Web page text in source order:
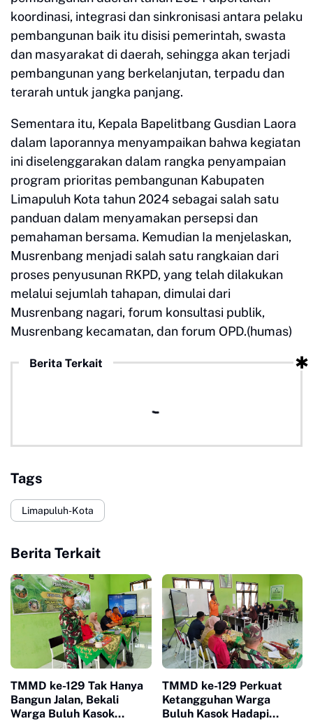
koordinasi, integrasi dan sinkronisasi antara pelaku
pembangunan baik itu disisi pemerintah, swasta
dan masyarakat di daerah, sehingga akan terjadi
pembangunan yang berkelanjutan, terpadu dan
terarah untuk jangka panjang.
Sementara itu, Kepala Bapelitbang Gusdian Laora
dalam laporannya menyampaikan bahwa kegiatan
ini diselenggarakan dalam rangka penyampaian
program prioritas pembangunan Kabupaten
Limapuluh Kota tahun 2024 sebagai salah satu
panduan dalam menyamakan persepsi dan
pemahaman bersama. Kemudian Ia menjelaskan,
Musrenbang menjadi salah satu rangkaian dari
proses penyusunan RKPD, yang telah dilakukan
melalui sejumlah tahapan, dimulai dari
Musrenbang nagari, forum konsultasi publik,
Musrenbang kecamatan, dan forum OPD.(humas)
Berita Terkait
Tags
Limapuluh-Kota
Berita Terkait
TMMD ke-129 Tak Hanya
Bangun Jalan, Bekali
Warga Buluh Kasok
TMMD ke-129 Perkuat
Ketangguhan Warga
Buluh Kasok Hadapi